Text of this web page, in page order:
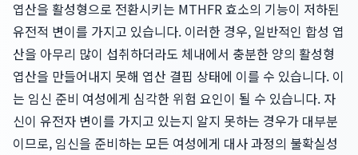
엽산을 활성형으로 전환시키는 MTHFR 효소의 기능이 저하된
유전적 변이를 가지고 있습니다. 이러한 경우, 일반적인 합성 엽
산을 아무리 많이 섭취하더라도 체내에서 충분한 양의 활성형
엽산을 만들어내지 못해 엽산 결핍 상태에 이를 수 있습니다. 이
는 임신 준비 여성에게 심각한 위험 요인이 될 수 있습니다. 자
신이 유전자 변이를 가지고 있는지 알지 못하는 경우가 대부분
이므로, 임신을 준비하는 모든 여성에게 대사 과정의 불확실성